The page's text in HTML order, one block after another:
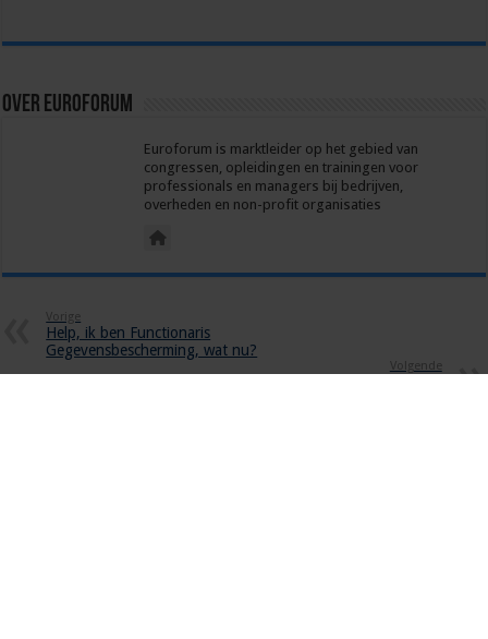
Over euroforum
Euroforum is marktleider op het gebied van
congressen, opleidingen en trainingen voor
professionals en managers bij bedrijven,
overheden en non-profit organisaties
Vorige
Help, ik ben Functionaris
Gegevensbescherming, wat nu?
Volgende